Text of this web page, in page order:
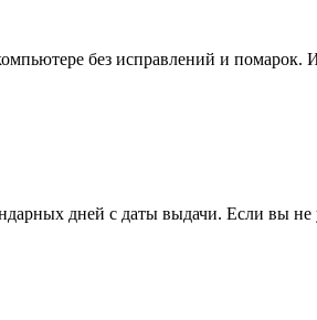
без исправлений и
дней с даты выдачи. Если вы не